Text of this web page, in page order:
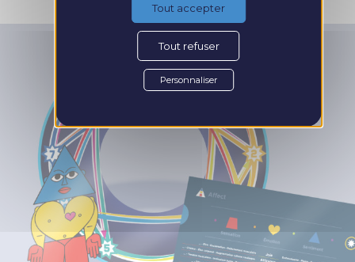
Tout accepter
Tout refuser
Personnaliser